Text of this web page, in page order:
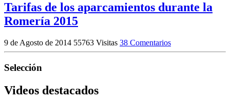
Tarifas de los aparcamientos durante la
Romería 2015
9 de Agosto de 2014 55763 Visitas 38 Comentarios
Selección
Videos destacados